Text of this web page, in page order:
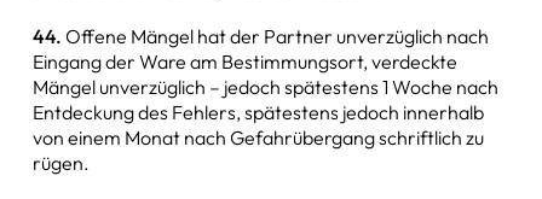
44. Offene Mängel hat der Partner unverzüglich nach
Eingang der Ware am Bestimmungsort, verdeckte
Mängel unverzüglich – jedoch spätestens 1 Woche nach
Entdeckung des Fehlers, spätestens jedoch innerhalb
von einem Monat nach Gefahrübergang schriftlich zu
rügen.